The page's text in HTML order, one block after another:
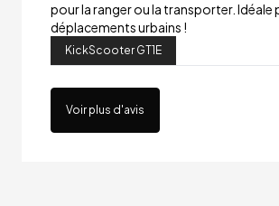
pour la ranger ou la transporter. Idéale
déplacements urbains !
KickScooter GT1E
Voir plus d'avis